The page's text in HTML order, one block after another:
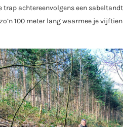
achtereenvolgens een
100 meter lang waarmee je